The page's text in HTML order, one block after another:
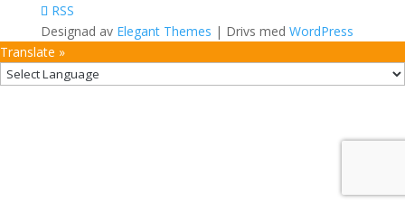
RSS
Designad av Elegant Themes | Drivs med WordPress
Translate »